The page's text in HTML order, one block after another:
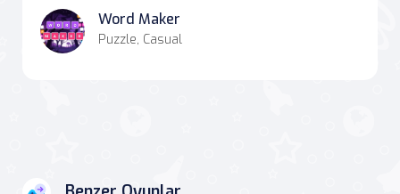
Word Maker
Puzzle, Casual